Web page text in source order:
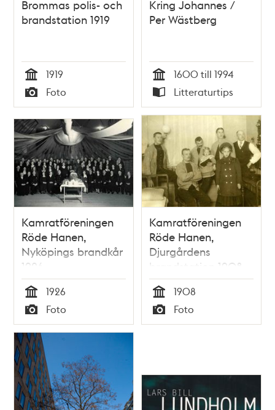
Brommas polis- och
brandstation 1919
Tid
1919
Typ
Foto
Kring Johannes /
Per Wästberg
Tid
1600 till 1994
Typ
Litteraturtips
Kamratföreningen
Röde Hanen,
Nyköpings brandkår
1926
Tid
1926
Typ
Foto
Kamratföreningen
Röde Hanen,
Djurgårdens
brandstation 1908
Tid
1908
Typ
Foto